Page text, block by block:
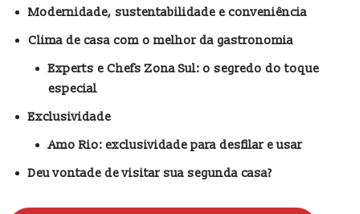
Modernidade, sustentabilidade e conveniência
Clima de casa com o melhor da gastronomia
Experts e Chefs Zona Sul: o segredo do toque
especial
Exclusividade
Amo Rio: exclusividade para desfilar e usar
Deu vontade de visitar sua segunda casa?